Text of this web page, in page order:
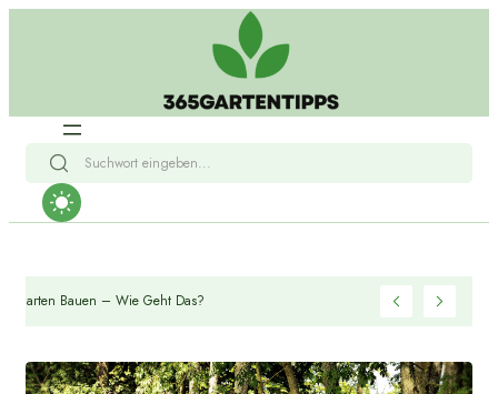
Hundehütte Im Garten Bauen – Wie Geht Das?